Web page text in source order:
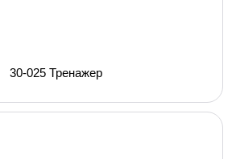
30-025 Тренажер